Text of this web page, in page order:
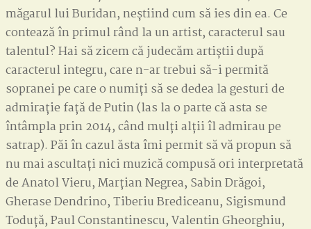
măgarul lui Buridan, neștiind cum să ies din ea. Ce
contează în primul rând la un artist, caracterul sau
talentul? Hai să zicem că judecăm artiștii după
caracterul integru, care n-ar trebui să-i permită
sopranei pe care o numiți să se dedea la gesturi de
admirație față de Putin (las la o parte că asta se
întâmpla prin 2014, când mulți alții îl admirau pe
satrap). Păi în cazul ăsta îmi permit să vă propun să
nu mai ascultați nici muzică compusă ori interpretată
de Anatol Vieru, Marțian Negrea, Sabin Drăgoi,
Gherase Dendrino, Tiberiu Brediceanu, Sigismund
Toduță, Paul Constantinescu, Valentin Gheorghiu,